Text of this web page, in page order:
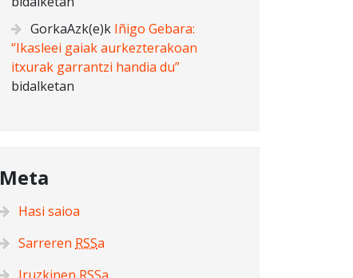
GorkaAzk(e)k Iñigo Gebara:
“Ikasleei gaiak aurkezterakoan
itxurak garrantzi handia du”
bidalketan
Meta
Hasi saioa
Sarreren RSSa